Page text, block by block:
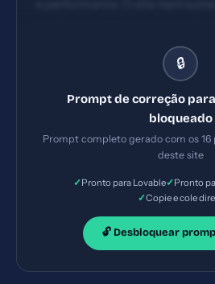
Frame-Options ausente 3) X-
Options ausente 4) Referrer-
os arquivos necessários e
Priorize as correções críticas
🔒
Prompt de correção
bloqueado
Prompt completo gerado com os
deste site
✓Pronto para Lovable✓Pronto
✓Copie e cole
🔓 Desbloquear